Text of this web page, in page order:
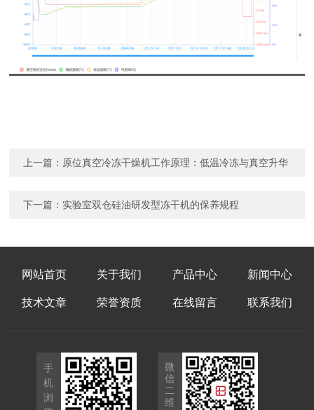
上一篇： 原位真空冷冻干燥机工作原理：低温冷冻与真空升华
下一篇： 实验室双仓硅油研发型冻干机的保养规程
网站首页 关于我们 产品中心 新闻中心
技术文章 荣誉资质 在线留言 联系我们
手
机
浏
微
信
二
维